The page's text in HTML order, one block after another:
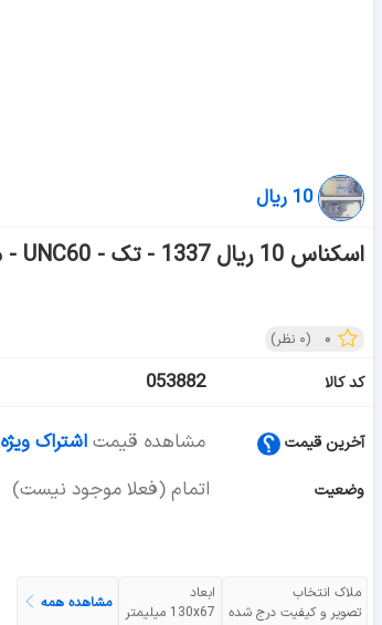
10 ریال
اسکناس 10 ریال 1337 - تک - UNC60 - محمد رضا شاه
۰ (۰ نظر)
کد کالا
053882
آخرین قیمت مشاهده قیمت اشتراک ویژه
وضعیت اتمام (فعلا موجود نیست)
ملاک انتخاب
تصویر و کیفیت درج شده
ابعاد
130x67 میلیمتر
مشاهده همه